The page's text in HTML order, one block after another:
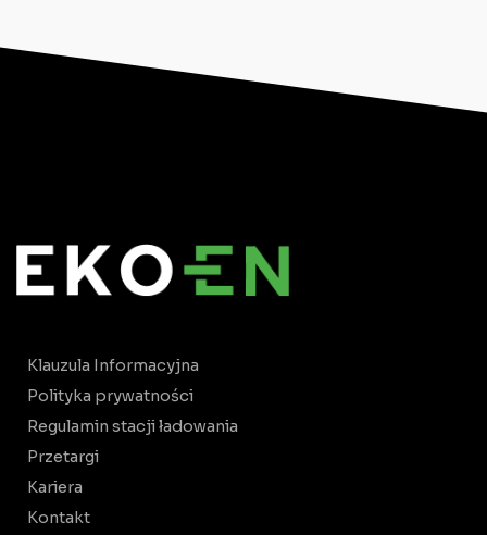
Klauzula Informacyjna
Polityka prywatności
Regulamin stacji ładowania
Przetargi
Kariera
Kontakt